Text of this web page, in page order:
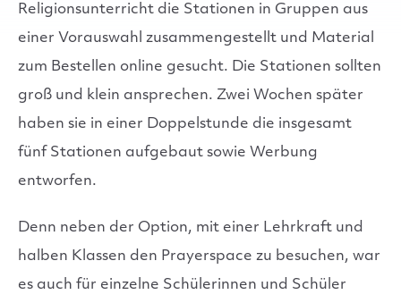
Religionsunterricht die Stationen in Gruppen aus
einer Vorauswahl zusammengestellt und Material
zum Bestellen online gesucht. Die Stationen sollten
groß und klein ansprechen. Zwei Wochen später
haben sie in einer Doppelstunde die insgesamt
fünf Stationen aufgebaut sowie Werbung
entworfen.
Denn neben der Option, mit einer Lehrkraft und
halben Klassen den Prayerspace zu besuchen, war
es auch für einzelne Schülerinnen und Schüler